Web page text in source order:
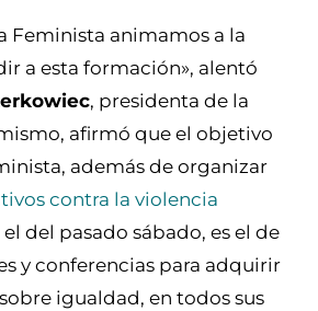
Feminista animamos a la
a esta formación», alentó
, presidenta de la
afirmó que el objetivo
además de organizar
contra la violencia
del pasado sábado, es el de
y conferencias para adquirir
igualdad, en todos sus